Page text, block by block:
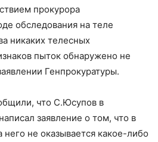
прокурора
обследования на теле
никаких телесных
пыток обнаружено не
Генпрокуратуры.
что С.Юсупов в
заявление о том, что в
него не оказывается какое-либо